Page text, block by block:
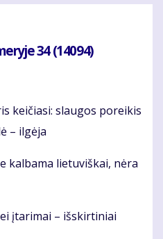
34 (14094)
keičiasi: slaugos poreikis
– ilgėja
kalbama lietuviškai, nėra
įtarimai – išskirtiniai